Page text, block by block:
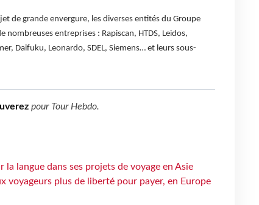
de grande envergure, les diverses entités du Groupe
nombreuses entreprises : Rapiscan, HTDS, Leidos,
Daifuku, Leonardo, SDEL, Siemens… et leurs sous-
pour Tour Hebdo.
la langue dans ses projets de voyage en Asie
voyageurs plus de liberté pour payer, en Europe